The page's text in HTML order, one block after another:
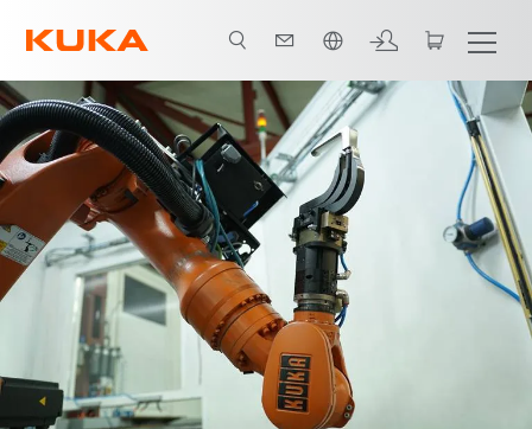
Wszyscy partnerzy systemowi